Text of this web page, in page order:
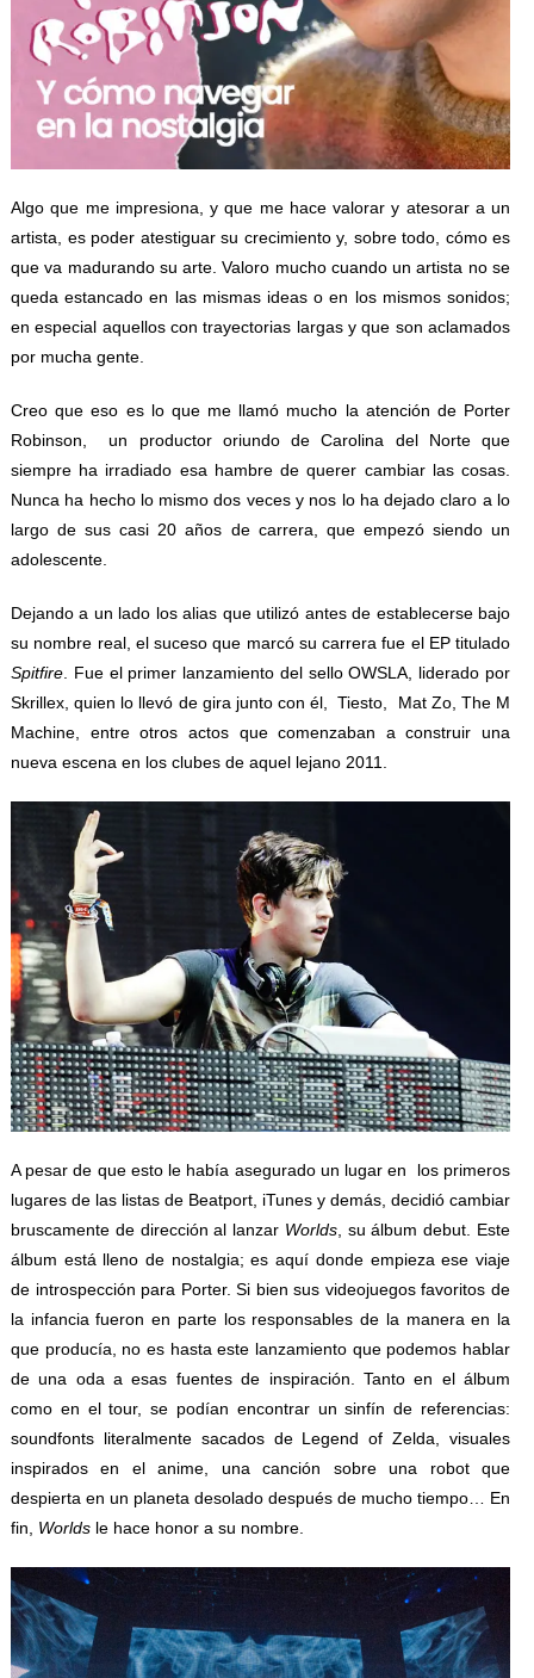
Algo que me impresiona, y que me hace valorar y atesorar a un
artista, es poder atestiguar su crecimiento y, sobre todo, cómo es
que va madurando su arte. Valoro mucho cuando un artista no se
queda estancado en las mismas ideas o en los mismos sonidos;
en especial aquellos con trayectorias largas y que son aclamados
por mucha gente.
Creo que eso es lo que me llamó mucho la atención de Porter
Robinson, un productor oriundo de Carolina del Norte que
siempre ha irradiado esa hambre de querer cambiar las cosas.
Nunca ha hecho lo mismo dos veces y nos lo ha dejado claro a lo
largo de sus casi 20 años de carrera, que empezó siendo un
adolescente.
Dejando a un lado los alias que utilizó antes de establecerse bajo
su nombre real, el suceso que marcó su carrera fue el EP titulado
Spitfire . Fue el primer lanzamiento del sello OWSLA, liderado por
Skrillex, quien lo llevó de gira junto con él, Tiesto, Mat Zo, The M
Machine, entre otros actos que comenzaban a construir una
nueva escena en los clubes de aquel lejano 2011.
A pesar de que esto le había asegurado un lugar en los primeros
lugares de las listas de Beatport, iTunes y demás, decidió cambiar
bruscamente de dirección al lanzar Worlds, su álbum debut. Este
álbum está lleno de nostalgia; es aquí donde empieza ese viaje
de introspección para Porter. Si bien sus videojuegos favoritos de
la infancia fueron en parte los responsables de la manera en la
que producía, no es hasta este lanzamiento que podemos hablar
de una oda a esas fuentes de inspiración. Tanto en el álbum
como en el tour, se podían encontrar un sinfín de referencias:
soundfonts literalmente sacados de Legend of Zelda, visuales
inspirados en el anime, una canción sobre una robot que
despierta en un planeta desolado después de mucho tiempo… En
fin, Worlds le hace honor a su nombre.